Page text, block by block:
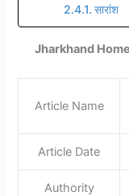
सारांश
Jharkhand
Article Name
Article Date
Authority